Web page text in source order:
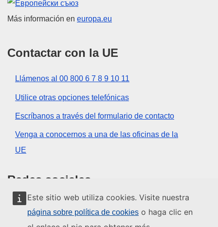
Este sitio web utiliza cookies. Visite nuestra
página sobre política de cookies o haga clic en
Más información en europa.eu
Contactar con la UE
Llámenos al 00 800 6 7 8 9 10 11
Utilice otras opciones telefónicas
Escríbanos a través del formulario de contacto
Venga a conocernos a una de las oficinas de la
UE
Redes sociales
Buscar los canales de la UE en las redes sociales